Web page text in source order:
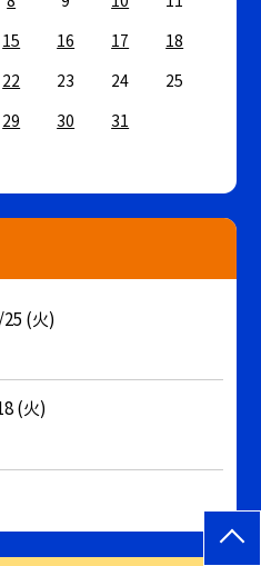
15 16 17
18
22 23 24
25
29 30 31
(火)
(火)